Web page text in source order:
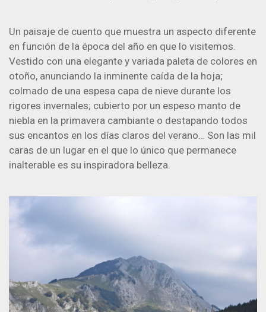
Un paisaje de cuento que muestra un aspecto diferente
en función de la época del año en que lo visitemos.
Vestido con una elegante y variada paleta de colores en
otoño, anunciando la inminente caída de la hoja;
colmado de una espesa capa de nieve durante los
rigores invernales; cubierto por un espeso manto de
niebla en la primavera cambiante o destapando todos
sus encantos en los días claros del verano… Son las mil
caras de un lugar en el que lo único que permanece
inalterable es su inspiradora belleza.